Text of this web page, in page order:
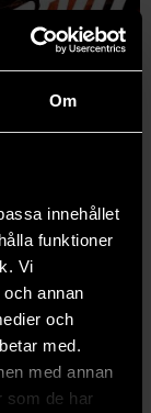
Om
innehållet
funktioner
Vi
annan
och
med.
med annan
som de har